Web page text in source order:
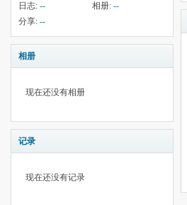
日志: -- 相册: --
分享: --
相册
现在还没有相册
记录
现在还没有记录